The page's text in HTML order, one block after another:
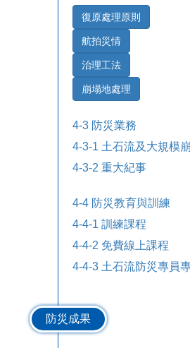
復原處理原則
航拍災情
治理工法
崩塌地處理
4-3 防災業務
4-3-1 土石流及大規模
4-3-2 重大紀事
4-4 防災教育與訓練
4-4-1 訓練課程
4-4-2 免費線上課程
4-4-3 土石流防災專員
防災成果